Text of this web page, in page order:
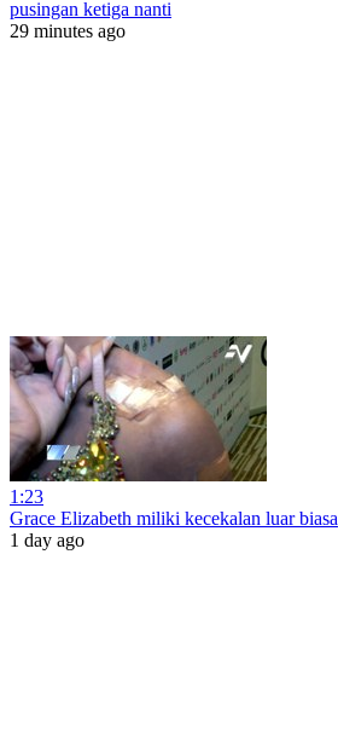
pusingan ketiga nanti
29 minutes ago
1:23
Grace Elizabeth miliki kecekalan luar biasa
1 day ago